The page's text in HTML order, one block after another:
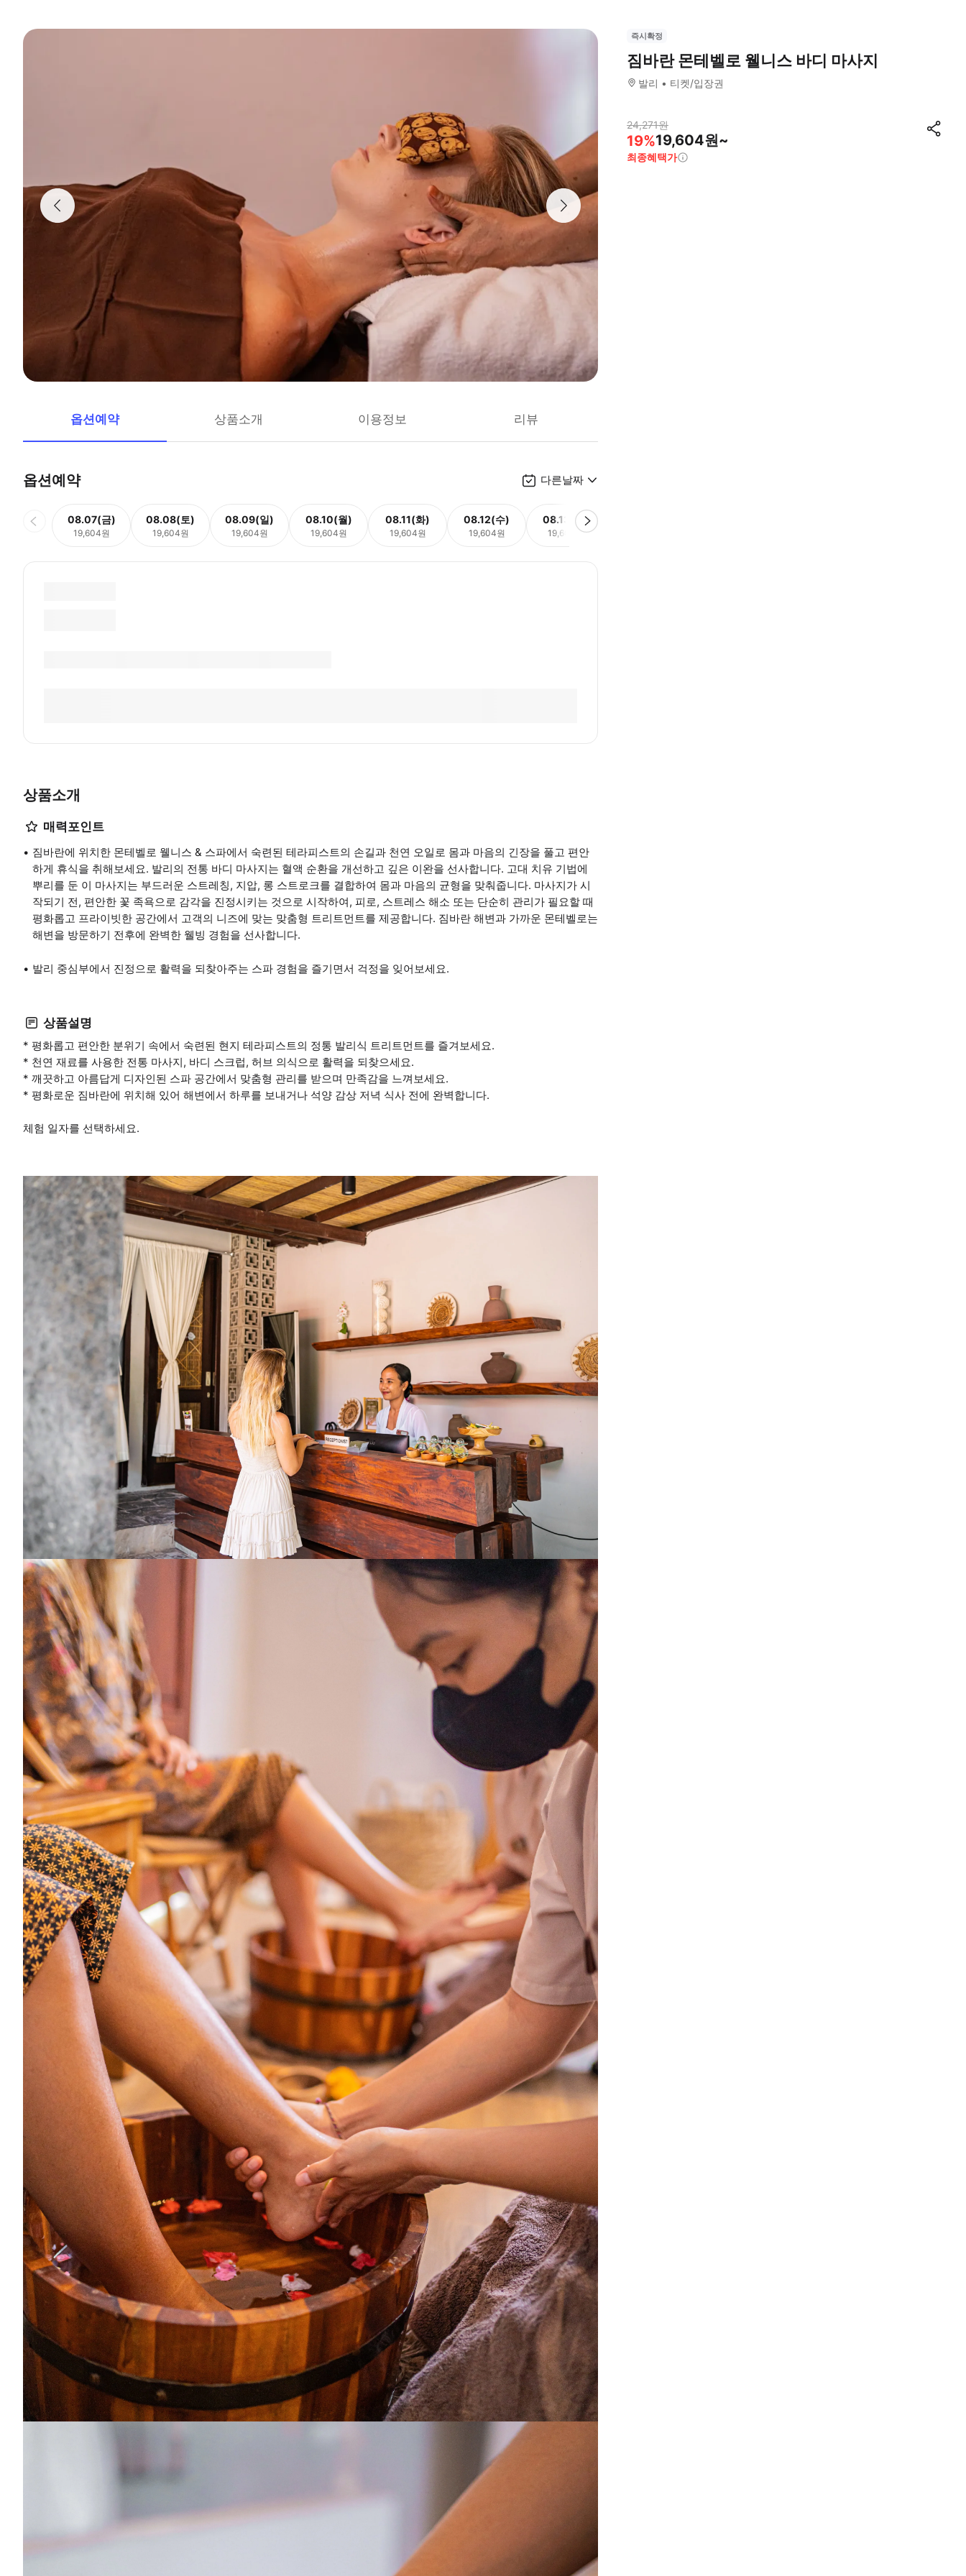
옵션예약 상품소개 이용정보 리뷰
옵션예약 다른날짜
08.07(금)
19,604원
08.08(토)
19,604원
08.09(일)
19,604원
08.10(월)
19,604원
08.11(화)
19,604원
08.12(수)
19,604원
08.13(목)
19,604원
상품소개
매력포인트
짐바란에 위치한 몬테벨로 웰니스 & 스파에서 숙련된 테라피스트의 손길과 천연 오일로 몸과 마음의 긴장을 풀고 편안
하게 휴식을 취해보세요. 발리의 전통 바디 마사지는 혈액 순환을 개선하고 깊은 이완을 선사합니다. 고대 치유 기법에
뿌리를 둔 이 마사지는 부드러운 스트레칭, 지압, 롱 스트로크를 결합하여 몸과 마음의 균형을 맞춰줍니다. 마사지가 시
작되기 전, 편안한 꽃 족욕으로 감각을 진정시키는 것으로 시작하여, 피로, 스트레스 해소 또는 단순히 관리가 필요할 때
평화롭고 프라이빗한 공간에서 고객의 니즈에 맞는 맞춤형 트리트먼트를 제공합니다. 짐바란 해변과 가까운 몬테벨로는
해변을 방문하기 전후에 완벽한 웰빙 경험을 선사합니다.
발리 중심부에서 진정으로 활력을 되찾아주는 스파 경험을 즐기면서 걱정을 잊어보세요.
상품설명
* 평화롭고 편안한 분위기 속에서 숙련된 현지 테라피스트의 정통 발리식 트리트먼트를 즐겨보세요.
* 천연 재료를 사용한 전통 마사지, 바디 스크럽, 허브 의식으로 활력을 되찾으세요.
* 깨끗하고 아름답게 디자인된 스파 공간에서 맞춤형 관리를 받으며 만족감을 느껴보세요.
* 평화로운 짐바란에 위치해 있어 해변에서 하루를 보내거나 석양 감상 저녁 식사 전에 완벽합니다.
체험 일자를 선택하세요.
즉시확정
짐바란 몬테벨로 웰니스 바디 마사지
발리 티켓/입장권
24,271원
19%19,604원~
최종혜택가